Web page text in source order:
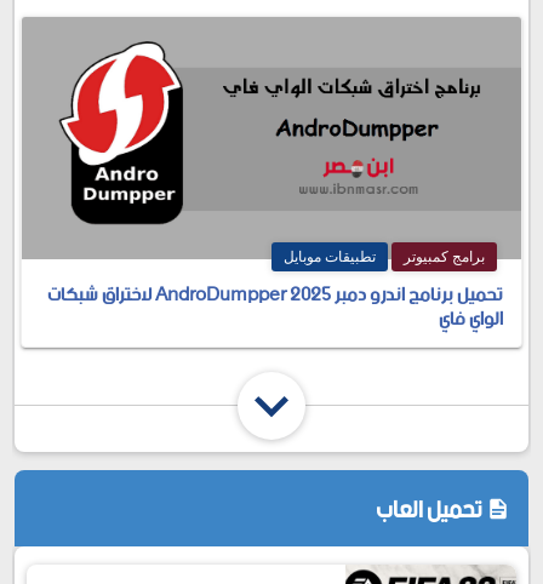
برامج كمبيوتر تطبيقات موبايل
تحميل برنامج اندرو دمبر 2025 AndroDumpper لاختراق شبكات
الواي فاي
تحميل العاب